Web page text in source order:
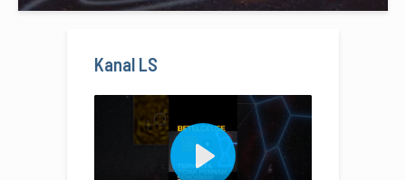
Kanal LS